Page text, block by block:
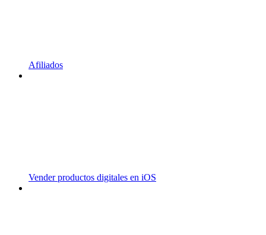
Afiliados
Vender productos digitales en iOS